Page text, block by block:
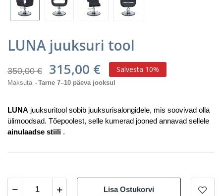
LUNA juuksuri tool
350,00 € 315,00 € Salvesta 10%
Maksuta Tarne 7–10 päeva jooksul
LUNA juuksuritool sobib juuksurisalongidele, mis soovivad olla
ülimoodsad. Tõepoolest, selle kumerad jooned annavad sellele
ainulaadse stiili .
Lisa Ostukorvi